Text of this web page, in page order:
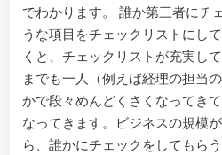
でわかります。 誰か第三者にチ
うな項目をチェックリストにし
くと、チェックリストが充実し
までも一人（例えば経理の担当
かで段々めんどくさくなってき
なってきます。ビジネスの規模
ら、誰かにチェックをしてもら